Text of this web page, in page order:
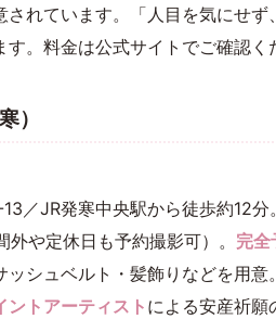
されています。「人目を気にせず
。料金は公式サイトでご確認く
）
／JR発寒中央駅から徒歩約12分
や定休日も予約撮影可）。 完全
シュベルト・髪飾りなどを用意。
トアーティスト による安産祈願